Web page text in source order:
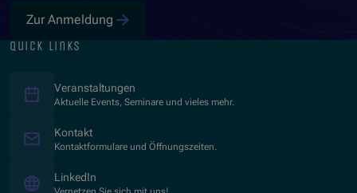
Zur Anmeldung
quick links
Veranstaltungen
Aktuelle Events, Seminare und vieles mehr.
Kontakt
Kontaktformulare und Öffnungszeiten.
LinkedIn